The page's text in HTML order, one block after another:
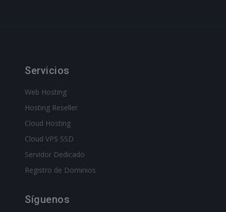
Servicios
Web Hosting
Hosting Reseller
Cloud Hosting
Cloud VPS SSD
Servidor Dedicado
Registro de Dominios
Síguenos